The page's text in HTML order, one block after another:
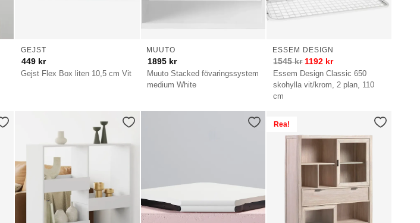
Gejst Flex Box liten 10,5 cm Vit
GEJST
449 kr
Muuto Stacked fövaringssystem
medium White
MUUTO
1895 kr
Essem Design Classic 650
skohylla vit/krom, 2 plan, 110
cm
ESSEM DESIGN
1545kr 1192 kr
Rea!